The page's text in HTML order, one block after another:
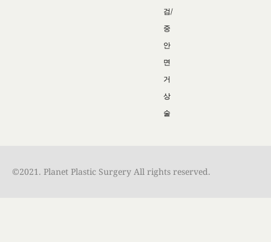
검/
중
안
면
거
상
술
©2021. Planet Plastic Surgery All rights reserved.